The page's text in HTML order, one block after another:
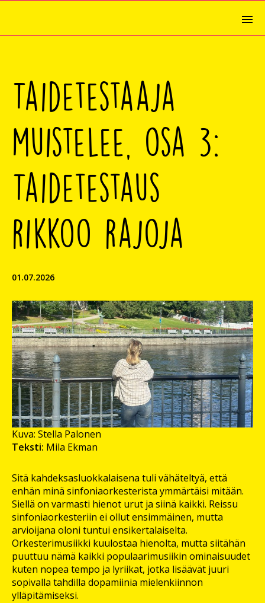
Taidetestaaja
muistelee, osa 3:
Taidetestaus
rikkoo rajoja
01.07.2026
Kuva: Stella Palonen
Teksti: Mila Ekman
Sitä kahdeksasluokkalaisena tuli vähäteltyä, että
enhän minä sinfoniaorkesterista ymmärtäisi mitään.
Siellä on varmasti hienot urut ja siinä kaikki. Reissu
sinfoniaorkesteriin ei ollut ensimmäinen, mutta
arvioijana oloni tuntui ensikertalaiselta.
Orkesterimusiikki kuulostaa hienolta, mutta siitähän
puuttuu nämä kaikki populaarimusiikin ominaisuudet
kuten nopea tempo ja lyriikat, jotka lisäävät juuri
sopivalla tahdilla dopamiinia mielenkiinnon
ylläpitämiseksi.